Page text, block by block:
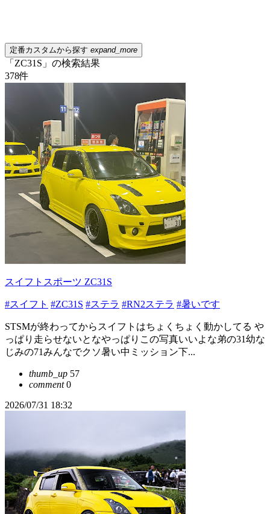
定番カスタムから探す expand_more
「ZC31S」の検索結果
378件
スイフトスポーツ ZC31S
#スイフト #ZC31S #ステラ #RN2ステラ #暑いです
STSMが終わってからスイフトはちょくちょく動かしてる や
っぱり走らせないとなやっぱりこの写真いいよな弟の31幼な
じみの71みんなでクソ暑い中ミッション下...
thumb_up 57
comment0
2026/07/31 18:32